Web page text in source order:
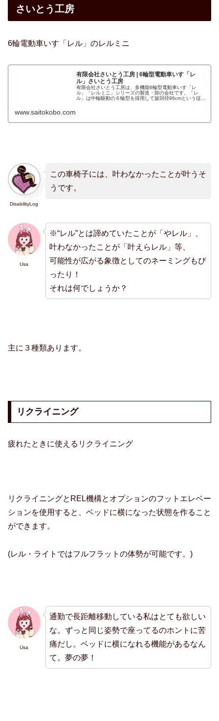
さいとう工房
6輪電動車いす「レル」のレルミニ
有限会社さいとう工房 | 6輪型電動車いす「レ
ル」さいとう工房
有限会社さいとう工房は、多機能6輪型電動車いす「レ
ル」「レルミニ」シリーズの製造・卸の会社です。「レ
ル」は中輪駆動の６輪型を採用して旋回径96cmという従来
www.saitokobo.com
DisabilityLog
この車椅子には、叶わなかったことが叶うそ
うです。
Usa
※“レル”とは諦めていたことが「やレル」、
叶わなかったことが「叶えらレル」等、
可能性が広がる象徴としてのネーミングもぴ
ったり！
それは何でしょうか？
主に３種類あります。
リクライニング
疲れたときに使えるリクライニング
リクライニングとREL機構とオプションのフットエレベー
ションを使用すると、ベッドに横になった状態を作ること
ができます。
(レル・ライトではフルフラットの体勢が可能です。)
Usa
通勤で長距離移動している私はとても欲しい
な。ずっと同じ姿勢で座ってるのホントに苦
痛だし。ベッドに横になれる機能があるなん
て。夢の夢！